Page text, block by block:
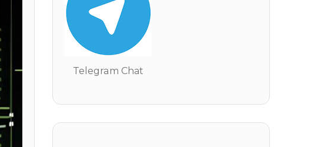
Telegram Chat